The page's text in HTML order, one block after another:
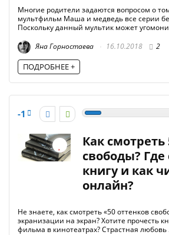
Многие родители задаются вопросом о
мультфильм Маша и медведь все серии
Поскольку данный мультик может
Яна Горностаева
16.10.2018 2
ПОДРОБНЕЕ +
-1
Как смотреть
свободы? Где
книгу и как
онлайн?
Не знаете, как смотреть «50 оттенков
экранизации на экран? Хотите прочесть
фильма в кинотеатрах? Страстная любовь